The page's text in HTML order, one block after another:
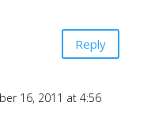
Reply
16, 2011 at 4:56